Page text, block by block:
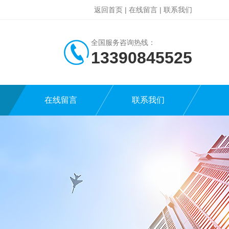
返回首页 | 在线留言 | 联系我们
全国服务咨询热线：
13390845525
在线留言 联系我们